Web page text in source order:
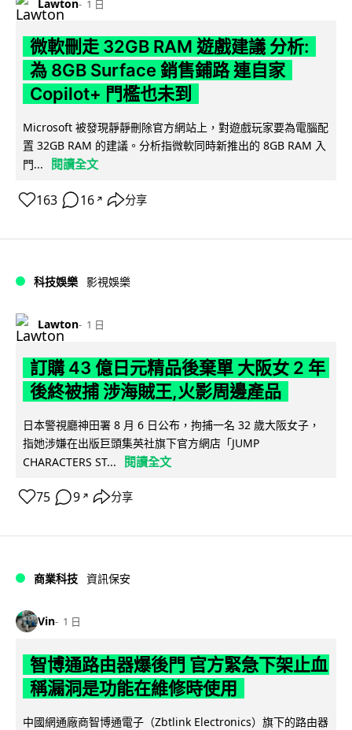
Lawton 1 日
微軟刪走 32GB RAM 遊戲建議 分析:
為 8GB Surface 銷售鋪路 連自家
Copilot+ 門檻也未到
Microsoft 被發現靜靜刪除官方網站上，對遊戲玩家要為電腦配
置 32GB RAM 的建議。分析指微軟同時新推出的 8GB RAM 入
門...
閱讀全文
163 16 ↗ 分享
科技娛樂 影視娛樂
Lawton 1 日
訂購 43 億日元精品後棄單 大阪女 2 年
後終被捕 涉海賊王,火影周邊產品
日本警視廳神田署 8 月 6 日公布，拘捕一名 32 歲大阪女子，
指她涉嫌在出版巨頭集英社旗下官方網店「JUMP
CHARACTERS ST...
閱讀全文
75 9 ↗ 分享
商業科技 資訊保安
Vin 1 日
智博通路由器爆後門 官方緊急下架止血
稱漏洞是功能在維修時使用
中國網通廠商智博通電子（Zbtlink Electronics）旗下的路由器